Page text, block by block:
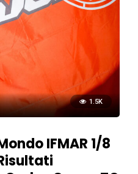
1.5K
IFMAR 1/8